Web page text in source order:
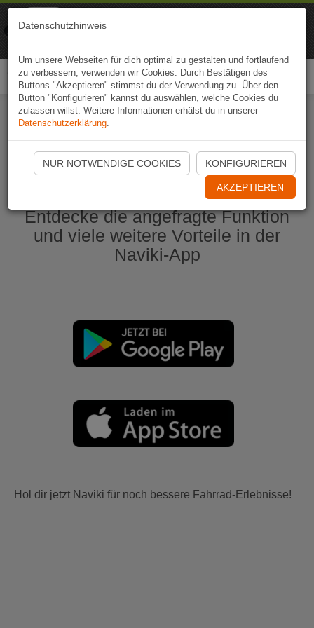
Naviki App jetzt öffnen
Entdecke die angefragte Funktion
und viele weitere Vorteile in der
Naviki-App
Hol dir jetzt Naviki für noch bessere Fahrrad-Erlebnisse!
Datenschutzhinweis
Um unsere Webseiten für dich optimal zu gestalten und fortlaufend
zu verbessern, verwenden wir Cookies. Durch Bestätigen des
Buttons "Akzeptieren" stimmst du der Verwendung zu. Über den
Button "Konfigurieren" kannst du auswählen, welche Cookies du
zulassen willst. Weitere Informationen erhälst du in unserer
Datenschutzerklärung.
NUR NOTWENDIGE COOKIES KONFIGURIEREN
AKZEPTIEREN
Naviki